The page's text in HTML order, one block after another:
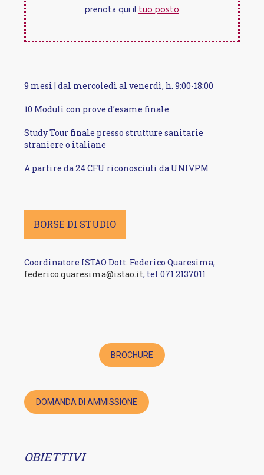
prenota qui il tuo posto
9 mesi | dal mercoledì al venerdì, h. 9:00-18:00
10 Moduli con prove d’esame finale
Study Tour finale presso strutture sanitarie
straniere o italiane
A partire da 24 CFU riconosciuti da UNIVPM
BORSE DI STUDIO
Coordinatore ISTAO Dott. Federico Quaresima,
federico.quaresima@istao.it, tel 071 2137011
BROCHURE
DOMANDA DI AMMISSIONE
OBIETTIVI